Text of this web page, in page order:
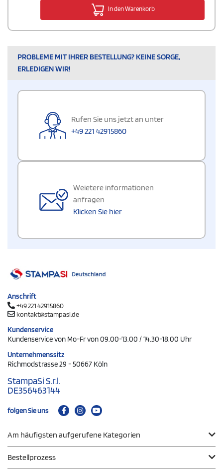
In den Warenkorb
PROBLEME MIT IHRER BESTELLUNG? KEINE SORGE,
ERLEDIGEN WIR!
Rufen Sie uns jetzt an unter
+49 221 42915860
Weietere informationen
anfragen
Klicken Sie hier
Anschrift
+49 221 42915860
kontakt@stampasi.de
Kundenservice
Kundenservice von Mo-Fr von 09.00-13.00 / 14.30-18.00 Uhr
Unternehmenssitz
Richmodstrasse 29 - 50667 Köln
StampaSi S.r.l.
DE356463144
folgen Sie uns
Am häufigsten aufgerufene Kategorien
Bestellprozess